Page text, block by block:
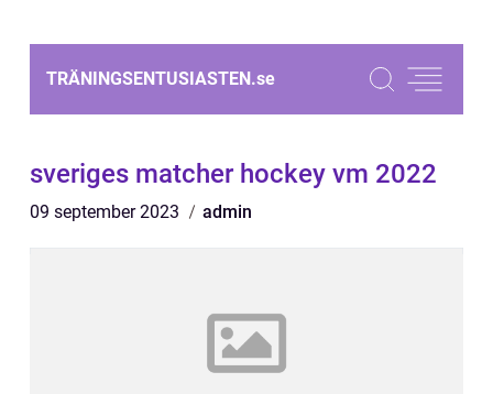
TRÄNINGSENTUSIASTEN.se
sveriges matcher hockey vm 2022
09 september 2023 admin